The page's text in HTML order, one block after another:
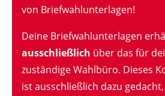
von Briefwahlunterlagen!
Deine Briefwahlunterlagen
ausschließlich über das für
zuständige Wahlbüro. Dieses
ist ausschließlich dazu